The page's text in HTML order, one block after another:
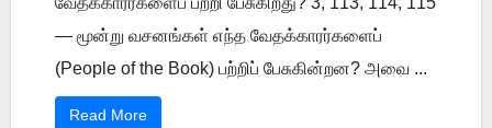
— மூன்று வசனங்கள் எந்த வேதக்காரர்களைப்
(People of the Book) பற்றிப் பேசுகின்றன? அவை ...
Read More